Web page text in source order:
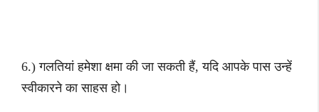
6.) गलतियां हमेशा क्षमा की जा सकती हैं, यदि आपके पास उन्हें
स्वीकारने का साहस हो।